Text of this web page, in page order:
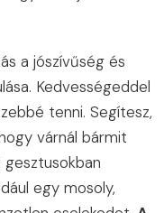
a jószívűség és
Kedvességeddel
tenni. Segítesz,
várnál bármit
egy mosoly,